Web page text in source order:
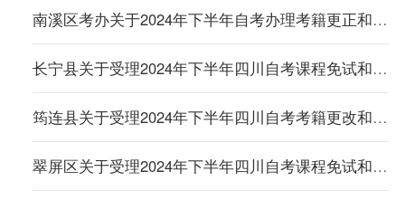
南溪区考办关于2024年下半年自考办理考籍更正和课程免试申请的通知
长宁县关于受理2024年下半年四川自考课程免试和考籍更改申请的通告
筠连县关于受理2024年下半年四川自考考籍更改和课程免试申请的通知
翠屏区关于受理2024年下半年四川自考课程免试和考籍更改申请的通知